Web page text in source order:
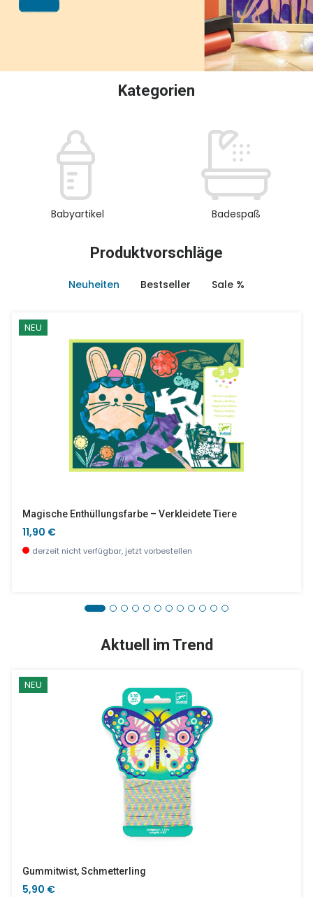
Kategorien
Babyartikel Badespaß
Produktvorschläge
Neuheiten Bestseller Sale %
NEU
Magische Enthüllungsfarbe – Verkleidete Tiere
11,90 €
derzeit nicht verfügbar, jetzt vorbestellen
Bob Der Roboter 36 Teile
Locken Und Glattes Haar
Aktuell im Trend
NEU
Gummitwist, Schmetterling
5,90 €